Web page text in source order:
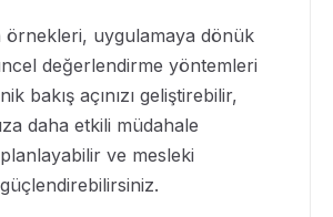
örnekleri, uygulamaya dönük
değerlendirme yöntemleri
bakış açınızı geliştirebilir,
daha etkili müdahale
ve mesleki